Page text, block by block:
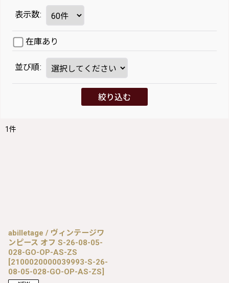
表示数:
在庫あり
並び順:
絞り込む
1件
abilletage / ヴィンテージワ
ンピース オフ S-26-08-05-
028-GO-OP-AS-ZS
[2100020000039993-S-26-
08-05-028-GO-OP-AS-ZS]